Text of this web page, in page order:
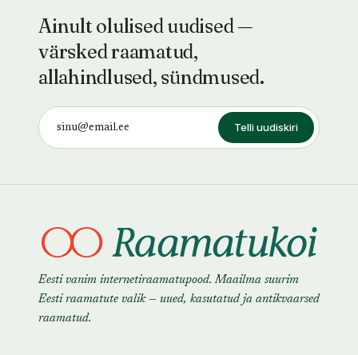
Ainult olulised uudised —
värsked raamatud,
allahindlused, sündmused.
Telli uudiskiri
Eesti vanim internetiraamatupood. Maailma suurim
Eesti raamatute valik — uued, kasutatud ja antikvaarsed
raamatud.